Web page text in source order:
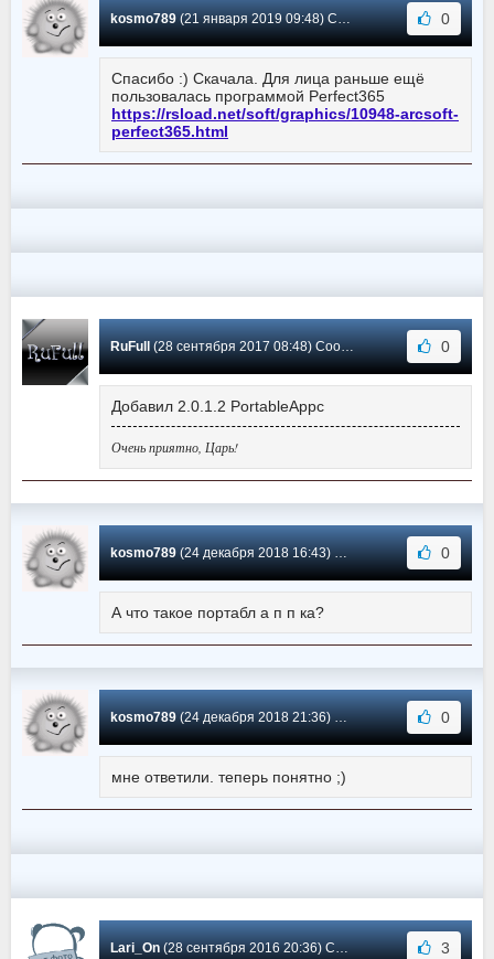
kosmo789(21 января 2019 09:48) Сообщение #4 0
Спасибо :) Скачала. Для лица раньше ещё
пользовалась программой Perfect365
https://rsload.net/soft/graphics/10948-arcsoft-
perfect365.html
RuFull (28 сентября 2017 08:48) Сообщение #3 0
Добавил 2.0.1.2 PortableAppc
Очень приятно, Царь!
kosmo789(24 декабря 2018 16:43) Сообщение #2 0
А что такое портабл а п п ка?
kosmo789(24 декабря 2018 21:36) Сообщение #1 0
мне ответили. теперь понятно ;)
Lari_On(28 сентября 2016 20:36) Сообщение #0 3